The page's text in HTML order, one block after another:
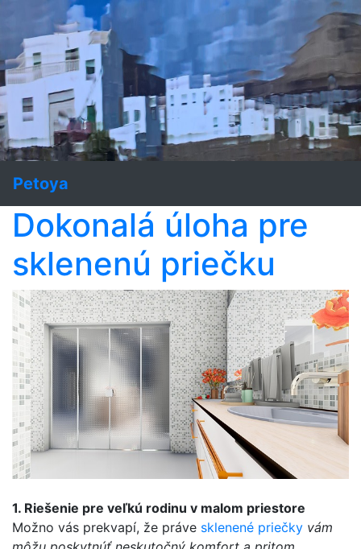
Petoya
Dokonalá úloha pre
sklenenú priečku
1. Riešenie pre veľkú rodinu v malom priestore
Možno vás prekvapí, že práve sklenené priečky vám